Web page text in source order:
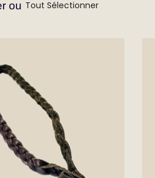
ou Tout Sélectionner